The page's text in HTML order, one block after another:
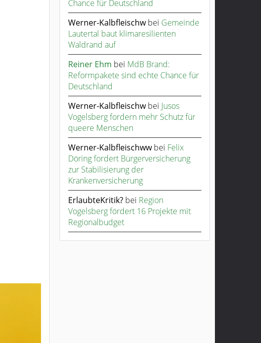
Chance für Deutschland
Werner-Kalbfleischwbei Gemeinde
Lautertal baut klimaresilienten
Waldrand auf
Reiner Ehm bei MdB Brand:
Reformpakete sind echte Chance für
Deutschland
Werner-Kalbfleischwbei Jusos
Vogelsberg fordern mehr Schutz für
queere Menschen
Werner-Kalbfleischwwbei Felix
Döring fordert Bürgerversicherung
zur Stabilisierung der
Krankenversicherung
ErlaubteKritik? bei Region
Vogelsberg fördert 16 Projekte mit
Regionalbudget